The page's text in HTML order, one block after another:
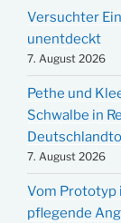
Versuchter
unentdeckt
7. August 2026
Pethe und
Schwalbe in
7. August 2026
Vom Prototyp
pflegende